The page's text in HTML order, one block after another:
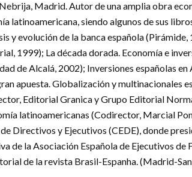
Madrid. Autor de una amplia obra
latinoamericana, siendo algunos de sus
y evolución de la banca española (Pirámide,
1999); La década dorada. Economía e
de Alcalá, 2002); Inversiones españolas en
apuesta. Globalización y multinacionales
Editorial Granica y Grupo Editorial
latinoamericanas (Codirector, Marcial
Directivos y Ejecutivos (CEDE), donde
de la Asociación Española de Ejecutivos de
de la revista Brasil-Espanha. (Madrid-